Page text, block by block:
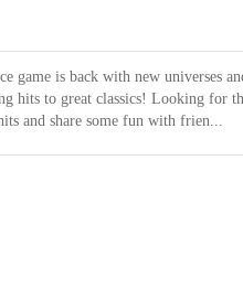
game is back with new universes
hits to great classics! Looking for
and share some fun with frien...